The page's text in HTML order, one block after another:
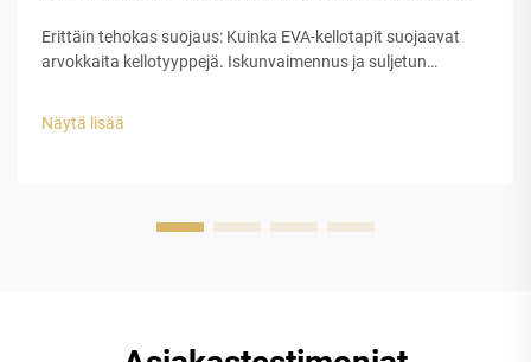
Erittäin tehokas suojaus: Kuinka EVA-kellotapit suojaavat
arvokkaita kellotyyppejä. Iskunvaimennus ja suljetun
erinomainen suojauskyky luksuskellojen tappeihin...
Näytä lisää